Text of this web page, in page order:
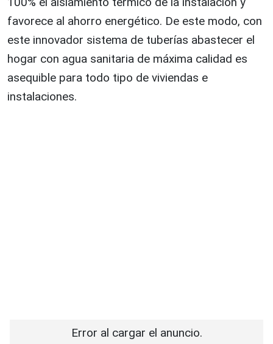
favorece al ahorro energético. De este modo, con
este innovador sistema de tuberías abastecer el
hogar con agua sanitaria de máxima calidad es
asequible para todo tipo de viviendas e
instalaciones.
Error al cargar el anuncio.